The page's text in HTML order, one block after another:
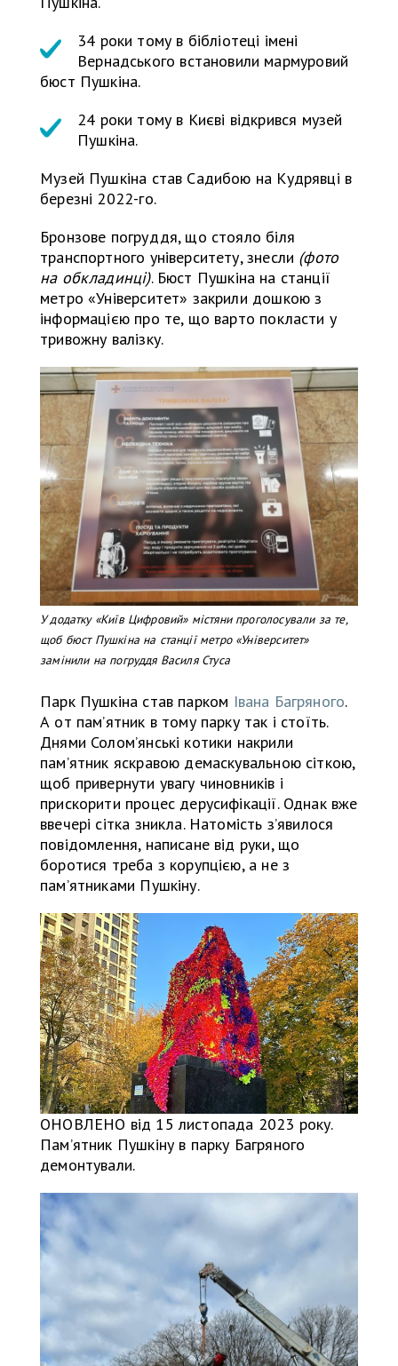
34 роки тому в бібліотеці імені
Вернадського встановили мармуровий
бюст Пушкіна.
24 роки тому в Києві відкрився музей
Пушкіна.
Музей Пушкіна став Садибою на Кудрявці в
березні 2022-го.
Бронзове погруддя, що стояло біля
транспортного університету, знесли (фото
на обкладинці). Бюст Пушкіна на станції
метро «Університет» закрили дошкою з
інформацією про те, що варто покласти у
тривожну валізку.
У додатку «Київ Цифровий» містяни проголосували за те,
щоб бюст Пушкіна на станції метро «Університет»
замінили на погруддя Василя Стуса
Парк Пушкіна став парком Івана Багряного.
А от пам’ятник в тому парку так і стоїть.
Днями Солом’янські котики накрили
пам’ятник яскравою демаскувальною сіткою,
щоб привернути увагу чиновників і
прискорити процес дерусифікації. Однак вже
ввечері сітка зникла. Натомість з’явилося
повідомлення, написане від руки, що
боротися треба з корупцією, а не з
пам’ятниками Пушкіну.
ОНОВЛЕНО від 15 листопада 2023 року.
Памʼятник Пушкіну в парку Багряного
демонтували.